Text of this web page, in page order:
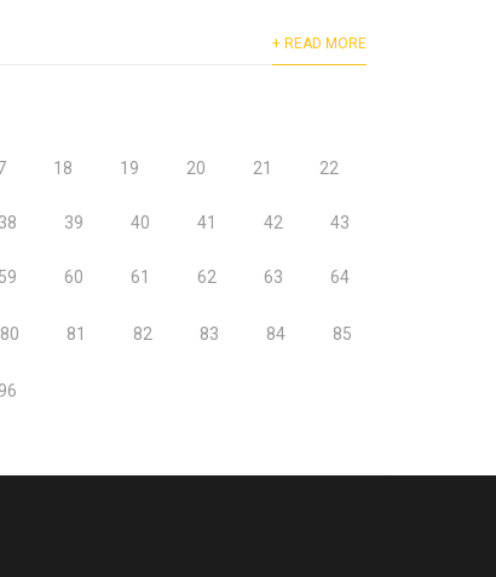
+ READ MORE
18 19 20 21 22
38 39 40 41 42 43
59 60 61 62 63 64
80 81 82 83 84 85
96